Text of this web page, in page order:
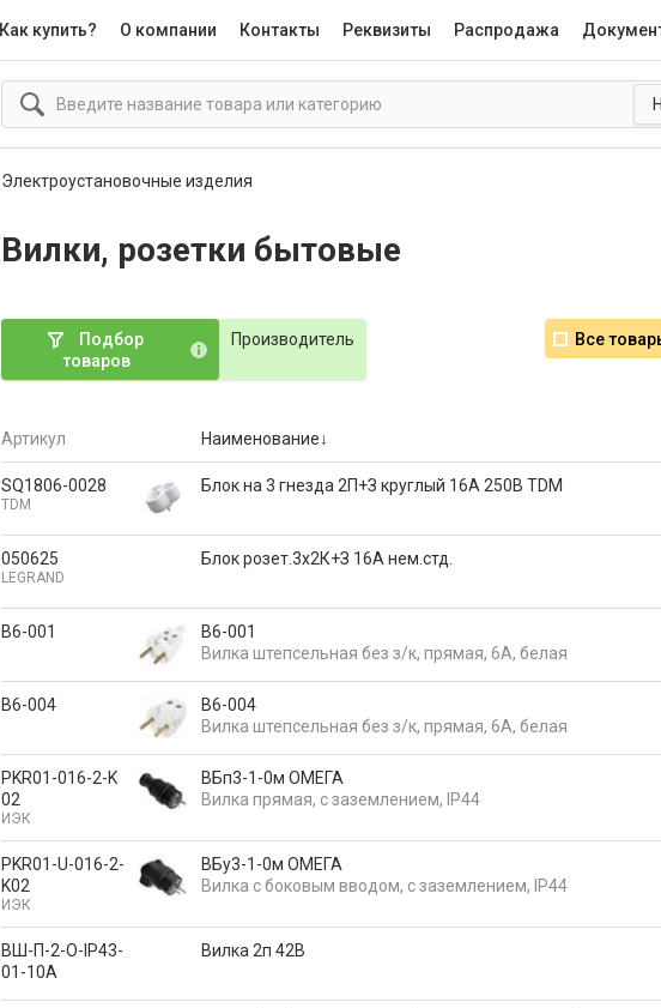
Как купить? О компании Контакты Реквизиты Распродажа
Электроустановочные изделия
Вилки, розетки бытовые
Подбор
товаров
Производитель Все
Артикул Наименование
SQ1806-0028
TDM
Блок на 3 гнезда 2П+З круглый 16А 250B TDM
050625
LEGRAND
Блок розет.3х2К+З 16А нем.стд.
В6-001
В6-001
Вилка штепсельная без з/к, прямая, 6А, белая
В6-004
В6-004
Вилка штепсельная без з/к, прямая, 6А, белая
PKR01-016-2-K
02
ИЭК
ВБп3-1-0м ОМЕГА
Вилка прямая, с заземлением, IP44
PKR01-U-016-2-
K02
ИЭК
ВБу3-1-0м ОМЕГА
Вилка с боковым вводом, с заземлением, IP44
ВШ-П-2-О-IP43-
01-10А
Вилка 2п 42В